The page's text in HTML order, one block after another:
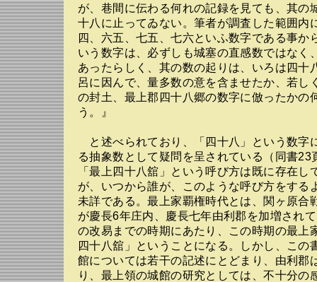
が、巷間に伝わる何れの記録を見ても、其の
十八に止ってゐない。筆者が調査した範囲内
四、六五、七五、七六といふ数字である事か
いう数字は、必ずしも城塞の直感数ではなく
あったらしく、其の数の起りは、いろは四十
呂に因んで、量多数の意を含ませたか、若し
の封土、最上郡四十八郷の数字に倣ったかの
う。』
と述べられており、「四十八」という数字
る抽象数として疑問を呈されている（同書23
「最上四十八舘」という呼び方は既に存在し
が、いつから誰が、このような呼び方をする
未詳である。最上家覇権時代とは、関ヶ原合
が慶長6年庄内、慶長七年由利郡を加増され
の改易までの時期にあたり、この時期の最上
四十八舘」ということになる。しかし、この
館については若干の記述にとどまり、由利郡
り、最上領の城館の研究としては、不十分の